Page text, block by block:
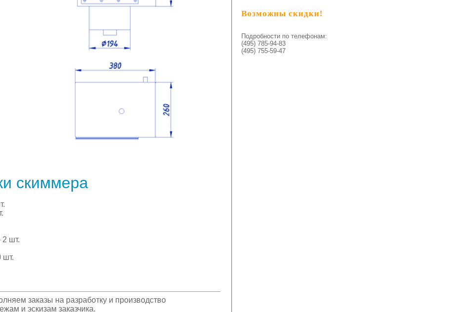
скиммера
2 шт.
шт.
заказы на разработку и производство
и эскизам заказчика.
Возможны скидки!
Подробности по телефонам:
(495) 785-94-83
(495) 755-59-47